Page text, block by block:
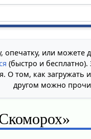
опечатку, или можете
(быстро и
О том, как загружать
другом можно